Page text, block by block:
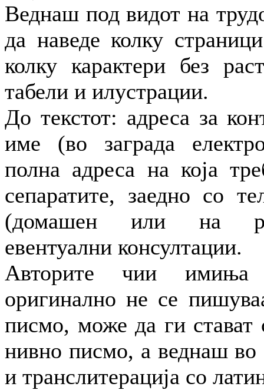
Веднаш под видот на
да наведе колку
колку карактери без
табели и илустрации.
До текстот: адреса за
име (во заграда
полна адреса на која
сепаратите, заедно со
(домашен или на
евентуални консултации.
Авторите чии
оригинално не се
писмо, може да ги стават
нивно писмо, а веднаш во
и транслитерација со